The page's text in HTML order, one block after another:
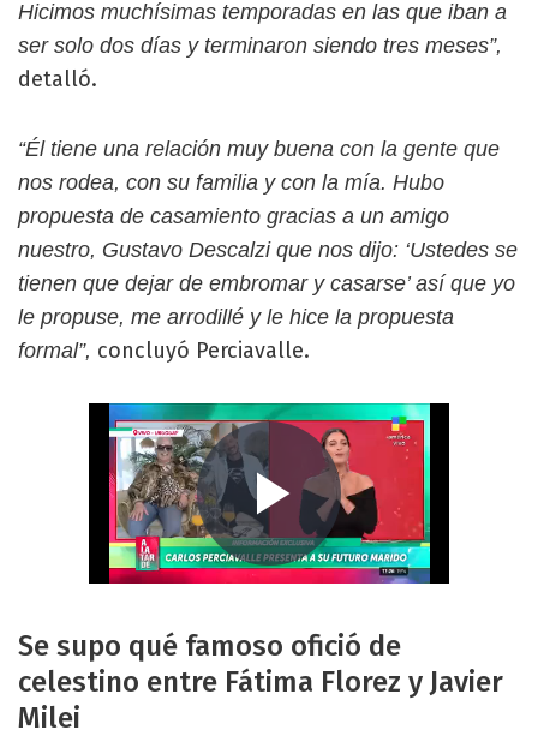
Hicimos muchísimas temporadas en las que iban a
ser solo dos días y terminaron siendo tres meses”,
detalló.
“Él tiene una relación muy buena con la gente que
nos rodea, con su familia y con la mía. Hubo
propuesta de casamiento gracias a un amigo
nuestro, Gustavo Descalzi que nos dijo: ‘Ustedes se
tienen que dejar de embromar y casarse’ así que yo
le propuse, me arrodillé y le hice la propuesta
formal”, concluyó Perciavalle.
Se supo qué famoso ofició de
celestino entre Fátima Florez y Javier
Milei